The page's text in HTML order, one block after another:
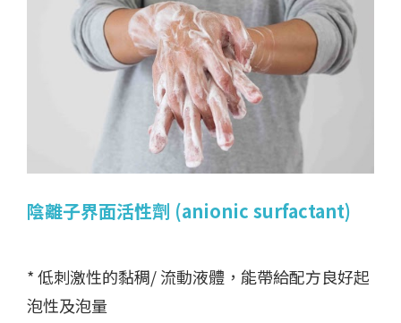
基
礎
原
料
(
B
a
s
i
c
r
a
w
m
a
t
e
r
i
a
l
s
)
植物萃取 (Plant extracts)
界面活性劑 (Surfactant)
乳化劑 (Emulsifier)
保濕成分 (Moisturizing)
美白成分 (Whitening)
抗老成分 (Anti-aging)
)
特
殊
單
體
(
S
p
e
c
i
a
l
m
o
n
o
m
e
r
)
矽
烷
偶
聯
劑
S
i
l
a
n
e
c
o
u
p
li
n
g
a
g
e
n
t
吸附劑 (Adsorbent)
客
化
觸
媒
(
C
u
s
t
o
m
i
z
e
d
c
a
t
a
l
y
s
t
新
品
開
發
(
N
e
w
p
r
o
d
u
c
t
d
e
v
el
o
p
m
e
n
t
)
)
綠
色
化
學
(
B
i
o
G
r
e
e
n
s
p
e
c
i
a
l
t
y
)
天
然
防
腐
劑
(
N
a
t
u
r
a
l
p
r
e
s
e
r
v
a
t
i
v
e
s
)
生質1,3-BG (Bio-1,3-BG)
生
質
丁
二
酸
(
B
i
o
-
s
u
c
c
i
n
i
c
a
ci
d
)
生
質
壬
二
酸
(
Bi
o
-
a
z
e
l
a
i
c
a
ci
d
工
業
(
I
n
d
u
s
t
r
i
a
l
c
h
e
m
i
c
a
l
)
有
機
酸
與
其
鹽
類
產
品
(
O
r
g
a
n
i
c
a
c
i
d
s
a
n
d
t
h
e
i
r
s
a
l
t
s
有機醇類(Organicalcohols)
樹脂
改
質
劑
(
R
e
s
i
n
m
o
di
f
i
e
r)
塑
膠
添
加
劑
(
P
l
a
s
ti
c
a
d
di
ti
v
e
s
)
抗氧化劑 (Antioxidants)
人才招募
聯絡我們
陰離子界面活性劑 (anionic surfactant)
* 低刺激性的黏稠/ 流動液體，能帶給配方良好起
泡性及泡量